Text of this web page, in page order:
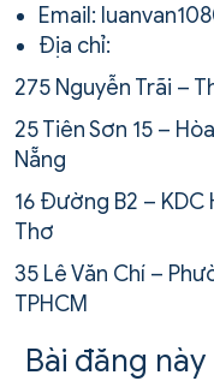
Email:
Địa chỉ:
275 Nguyễn Trãi –
25 Tiên Sơn 15 –
Nẵng
16 Đường B2 – KDC
Thơ
35 Lê Văn Chí –
TPHCM
Bài đăng